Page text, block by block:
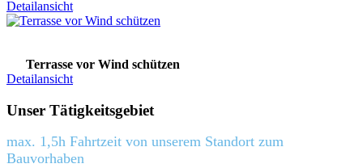
Detailansicht
Terrasse vor Wind schützen
Detailansicht
Unser Tätigkeitsgebiet
max. 1,5h Fahrtzeit von unserem Standort zum
Bauvorhaben